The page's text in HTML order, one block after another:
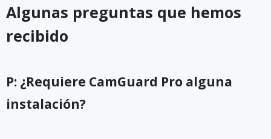
Algunas preguntas que hemos
recibido
P: ¿Requiere CamGuard Pro alguna
instalación?